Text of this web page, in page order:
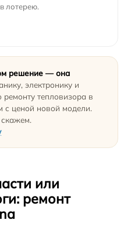
лотерею.
решение — она
электронику и
ремонту тепловизора в
с ценой новой модели.
или
ремонт